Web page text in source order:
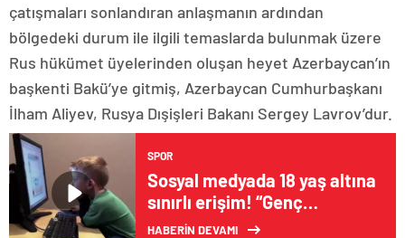
çatışmaları sonlandıran anlaşmanın ardından
bölgedeki durum ile ilgili temaslarda bulunmak üzere
Rus hükümet üyelerinden oluşan heyet Azerbaycan’ın
başkenti Bakü’ye gitmiş, Azerbaycan Cumhurbaşkanı
İlham Aliyev, Rusya Dışişleri Bakanı Sergey Lavrov’dur.
SPOR
Sosyal medyada 18 yaş altına
sınırlı erişim! “Genç
hesaplar” uygulaması
HABERİN DEVAMI